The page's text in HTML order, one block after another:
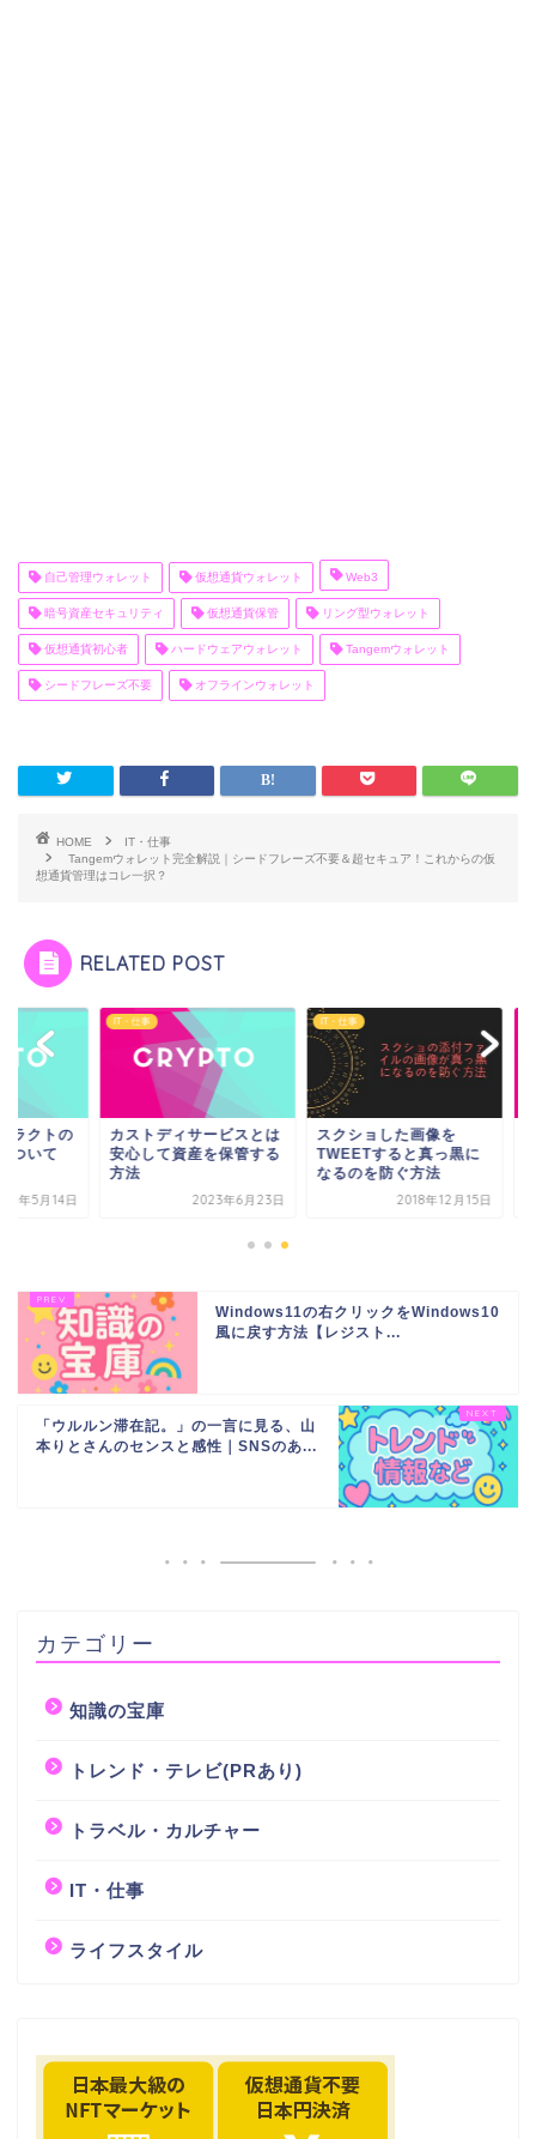
自己管理ウォレット 仮想通貨ウォレット Web3
暗号資産セキュリティ 仮想通貨保管 リング型ウォレット
仮想通貨初心者 ハードウェアウォレット Tangemウォレット
シードフレーズ不要 オフラインウォレット
HOME
IT・仕事
Tangemウォレット完全解説｜シードフレーズ不要＆超セキュア！これからの仮
想通貨管理はコレ一択？
RELATED POST
トディサービスとは
して資産を保管する
2023年6月23日
IT・仕事
スクショした画像を
TWEETすると真っ黒に
2018年12月15日
スマートコントラク
メリットや例につい
2023年5
Windows11の右クリックをWindows10
風に戻す方法【レジスト...
「ウルルン滞在記。」の一言に見る、山
本りとさんのセンスと感性｜SNSのあ...
カテゴリー
知識の宝庫
トレンド・テレビ(PRあり)
トラベル・カルチャー
IT・仕事
ライフスタイル